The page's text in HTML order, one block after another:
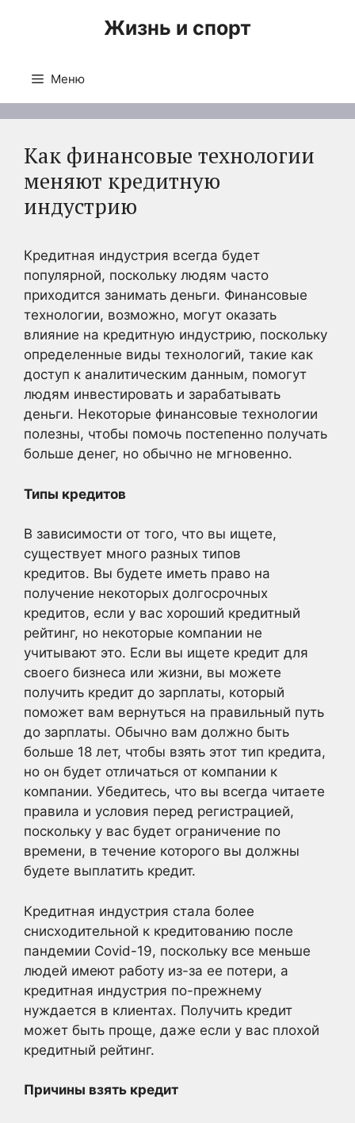
Жизнь и спорт
Меню
Как финансовые технологии
меняют кредитную
индустрию
Кредитная индустрия всегда будет
популярной, поскольку людям часто
приходится занимать деньги. Финансовые
технологии, возможно, могут оказать
влияние на кредитную индустрию, поскольку
определенные виды технологий, такие как
доступ к аналитическим данным, помогут
людям инвестировать и зарабатывать
деньги. Некоторые финансовые технологии
полезны, чтобы помочь постепенно получать
больше денег, но обычно не мгновенно.
Типы кредитов
В зависимости от того, что вы ищете,
существует много разных типов
кредитов. Вы будете иметь право на
получение некоторых долгосрочных
кредитов, если у вас хороший кредитный
рейтинг, но некоторые компании не
учитывают это. Если вы ищете кредит для
своего бизнеса или жизни, вы можете
получить кредит до зарплаты, который
поможет вам вернуться на правильный путь
до зарплаты. Обычно вам должно быть
больше 18 лет, чтобы взять этот тип кредита,
но он будет отличаться от компании к
компании. Убедитесь, что вы всегда читаете
правила и условия перед регистрацией,
поскольку у вас будет ограничение по
времени, в течение которого вы должны
будете выплатить кредит.
Кредитная индустрия стала более
снисходительной к кредитованию после
пандемии Covid-19, поскольку все меньше
людей имеют работу из-за ее потери, а
кредитная индустрия по-прежнему
нуждается в клиентах. Получить кредит
может быть проще, даже если у вас плохой
кредитный рейтинг.
Причины взять кредит